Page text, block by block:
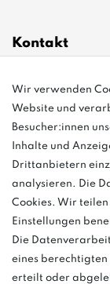
Kontakt
03763
Montag - Freitag,
Anrufe aus dem dt.
ggf. abweichend
Wir verwenden
Website und
Besucher:innen
Inhalte und
Drittanbietern
analysieren. Die
Cookies. Wir
Einstellungen
Die
eines berechtigten
erteilt oder